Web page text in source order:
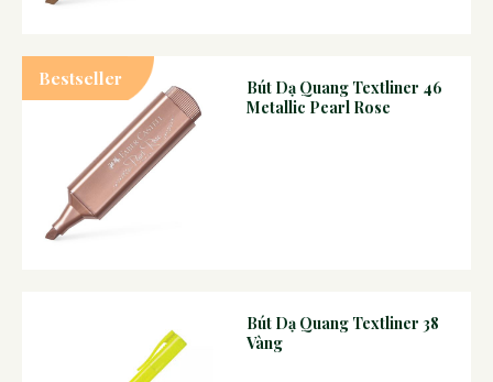
Bestseller
Bút Dạ Quang Textliner 46
Metallic Pearl Rose
Bút Dạ Quang Textliner 38
Vàng